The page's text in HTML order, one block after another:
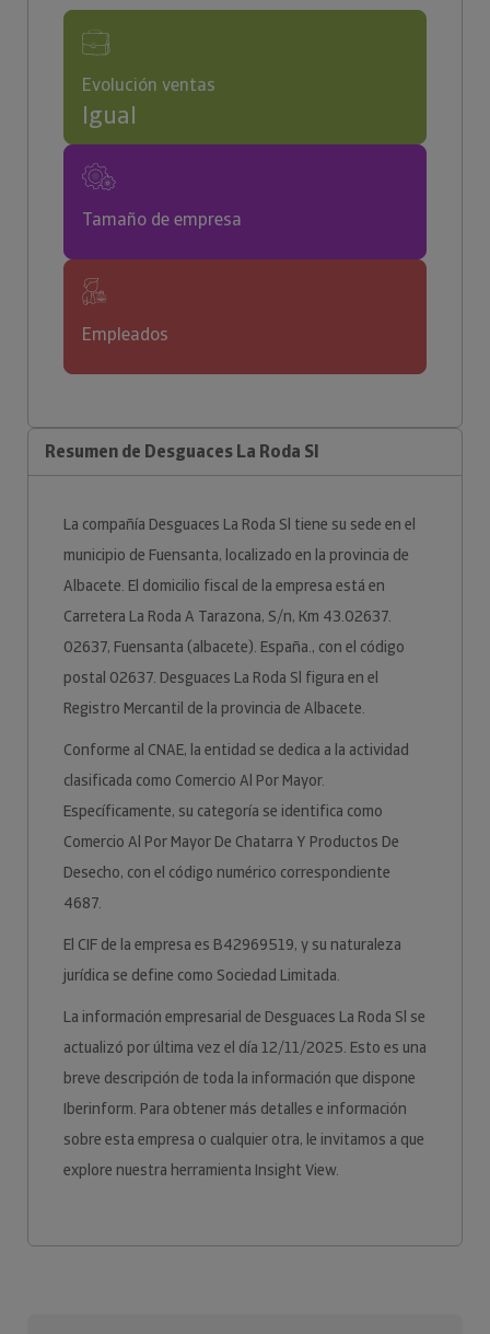
Evolución ventas
Igual
Tamaño de empresa
Empleados
Resumen de Desguaces La Roda Sl
La compañía Desguaces La Roda Sl tiene su sede en el
municipio de Fuensanta, localizado en la provincia de
Albacete. El domicilio fiscal de la empresa está en
Carretera La Roda A Tarazona, S/n, Km 43.02637.
02637, Fuensanta (albacete). España., con el código
postal 02637. Desguaces La Roda Sl figura en el
Registro Mercantil de la provincia de Albacete.
Conforme al CNAE, la entidad se dedica a la actividad
clasificada como Comercio Al Por Mayor.
Específicamente, su categoría se identifica como
Comercio Al Por Mayor De Chatarra Y Productos De
Desecho, con el código numérico correspondiente
4687.
El CIF de la empresa es B42969519, y su naturaleza
jurídica se define como Sociedad Limitada.
La información empresarial de Desguaces La Roda Sl se
actualizó por última vez el día 12/11/2025. Esto es una
breve descripción de toda la información que dispone
Iberinform. Para obtener más detalles e información
sobre esta empresa o cualquier otra, le invitamos a que
explore nuestra herramienta Insight View.